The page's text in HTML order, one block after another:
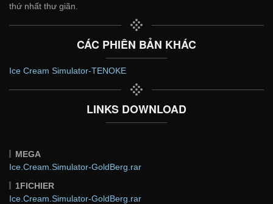
thứ nhất thư giãn.
CÁC PHIÊN BẢN KHÁC
Ice Cream Simulator-TENOKE
LINKS DOWNLOAD
MEGA
Ice.Cream.Simulator-GoldBerg.rar
1FICHIER
Ice.Cream.Simulator-GoldBerg.rar